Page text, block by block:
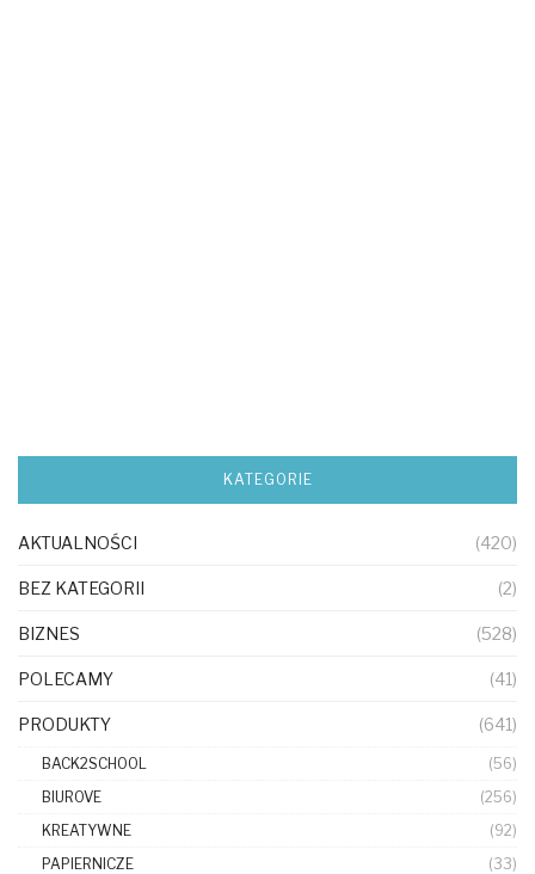
KATEGORIE
AKTUALNOŚCI (420)
BEZ KATEGORII (2)
BIZNES (528)
POLECAMY (41)
PRODUKTY (641)
BACK2SCHOOL
(56)
BIUROVE
(256)
KREATYWNE
(92)
PAPIERNICZE
(33)